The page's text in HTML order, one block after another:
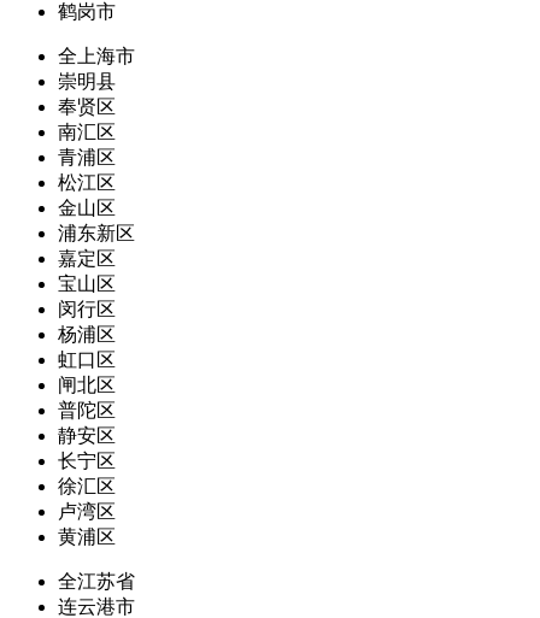
鹤岗市
全上海市
崇明县
奉贤区
南汇区
青浦区
松江区
金山区
浦东新区
嘉定区
宝山区
闵行区
杨浦区
虹口区
闸北区
普陀区
静安区
长宁区
徐汇区
卢湾区
黄浦区
全江苏省
连云港市